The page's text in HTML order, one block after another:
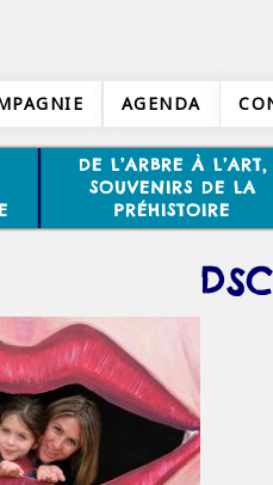
AGENDA
DE L’ARBRE À L’ART,
SOUVENIRS DE LA
PRÉHISTOIRE